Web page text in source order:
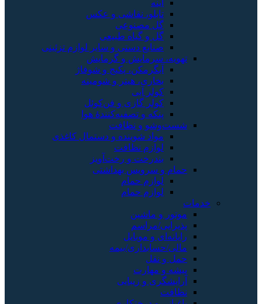
آینه
تابلو، نقاشی و عکس
گل مصنوعی
گل و گیاه طبیعی
صنایع دستی و سایر لوازم تزئینی
تهویه، سرمایش و گرمایش
آبگرمکن، پکیج و شوفاژ
بخاری، هیتر و شومینه
کولر آبی
کولر گازی و فن‌کوئل
پنکه و تصفیه‌کنندهٔ هوا
شست‌وشو و نظافت
مواد شوینده و دستمال کاغذی
لوازم نظافت
بندرخت و رخت‌آویز
حمام و سرویس بهداشتی
لوازم حمام
لوازم حمام
خدمات
موتور و ماشین
پذیرایی/مراسم
رایانه‌ای و موبایل
مالی/حسابداری/بیمه
حمل و نقل
پیشه و مهارت
آرایشگری و زیبایی
نظافت